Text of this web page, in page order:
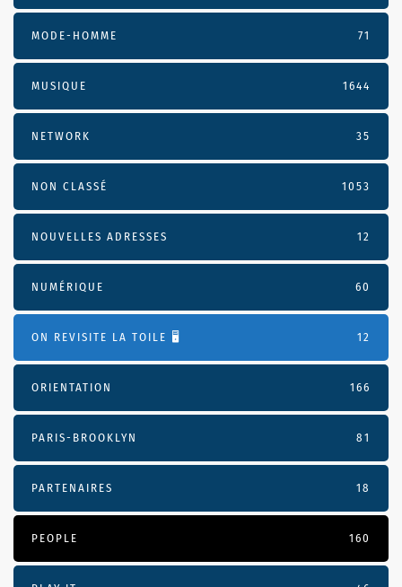
MODE-HOMME 71
MUSIQUE 1644
NETWORK 35
NON CLASSÉ 1053
NOUVELLES ADRESSES 12
NUMÉRIQUE 60
ON REVISITE LA TOILE 🖥️ 12
ORIENTATION 166
PARIS-BROOKLYN 81
PARTENAIRES 18
PEOPLE 160